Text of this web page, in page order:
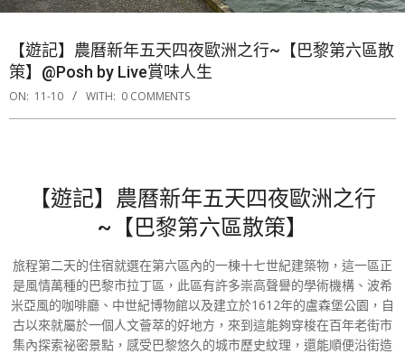
【遊記】農曆新年五天四夜歐洲之行~【巴黎第六區散
策】@Posh by Live賞味人生
ON: 11-10 WITH: 0 COMMENTS
【遊記】農曆新年五天四夜歐洲之行
~【巴黎第六區散策】
旅程第二天的住宿就選在第六區內的一棟十七世紀建築物，這一區正
是風情萬種的巴黎市拉丁區，此區有許多崇高聲譽的學術機構、波希
米亞風的咖啡廳、中世紀博物館以及建立於1612年的盧森堡公園，自
古以來就屬於一個人文薈萃的好地方，來到這能夠穿梭在百年老街市
集內探索祕密景點，感受巴黎悠久的城市歷史紋理，還能順便沿街造